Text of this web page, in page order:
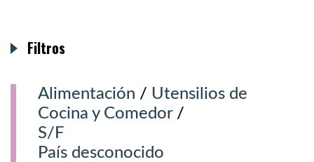
Alimentación / Utensilios de
Cocina y Comedor/
S/F
País desconocido
Filtros